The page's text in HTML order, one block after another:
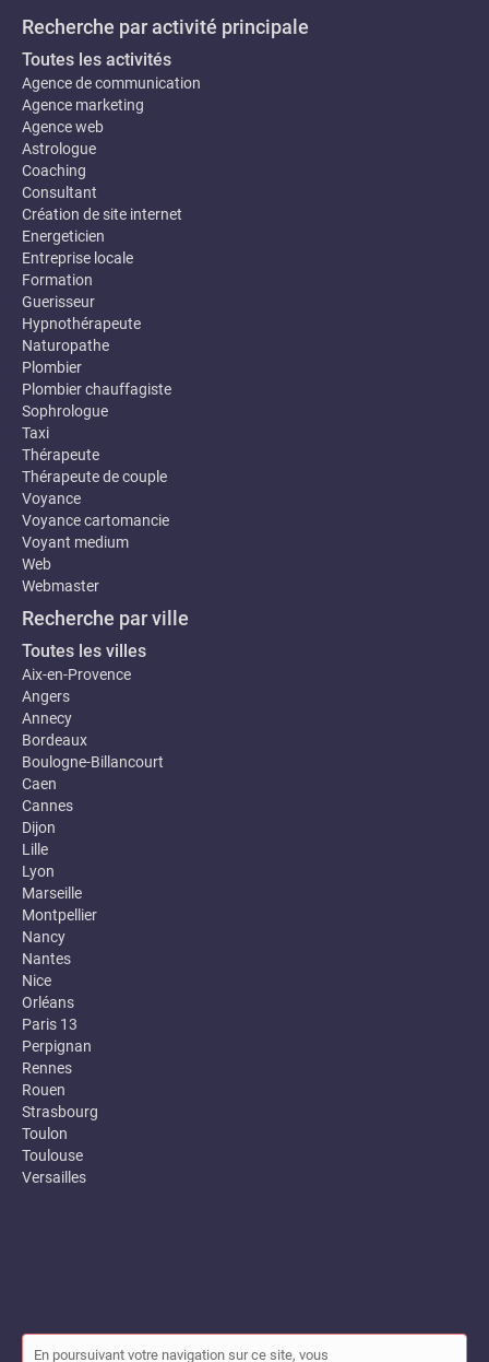
Recherche par activité principale
Toutes les activités
Agence de communication
Agence marketing
Agence web
Astrologue
Coaching
Consultant
Création de site internet
Energeticien
Entreprise locale
Formation
Guerisseur
Hypnothérapeute
Naturopathe
Plombier
Plombier chauffagiste
Sophrologue
Taxi
Thérapeute
Thérapeute de couple
Voyance
Voyance cartomancie
Voyant medium
Web
Webmaster
Recherche par ville
Toutes les villes
Aix-en-Provence
Angers
Annecy
Bordeaux
Boulogne-Billancourt
Caen
Cannes
Dijon
Lille
Lyon
Marseille
Montpellier
Nancy
Nantes
Nice
Orléans
Paris 13
Perpignan
Rennes
Rouen
Strasbourg
Toulon
Toulouse
Versailles
En poursuivant votre navigation sur ce site, vous